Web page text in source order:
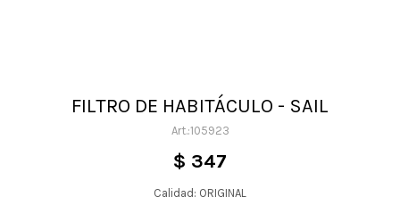
FILTRO DE HABITÁCULO - SAIL
105923
$ 347
Calidad: ORIGINAL